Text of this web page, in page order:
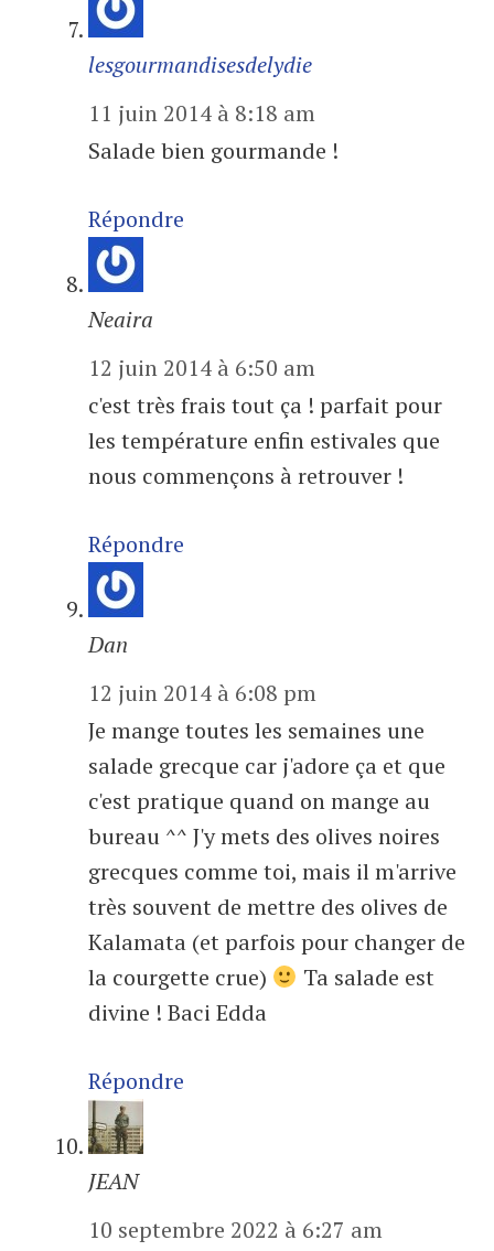
lesgourmandisesdelydie
11 juin 2014 à 8:18 am
Salade bien gourmande !
Répondre
Neaira
12 juin 2014 à 6:50 am
c'est très frais tout ça ! parfait pour
les température enfin estivales que
nous commençons à retrouver !
Répondre
Dan
12 juin 2014 à 6:08 pm
Je mange toutes les semaines une
salade grecque car j'adore ça et que
c'est pratique quand on mange au
bureau ^^ J'y mets des olives noires
grecques comme toi, mais il m'arrive
très souvent de mettre des olives de
Kalamata (et parfois pour changer de
la courgette crue)
Ta salade est
divine ! Baci Edda
Répondre
JEAN
10 septembre 2022 à 6:27 am